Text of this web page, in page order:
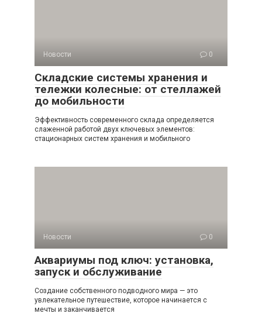
Новости 0
Складские системы хранения и
тележки колесные: от стеллажей
до мобильности
Эффективность современного склада определяется
слаженной работой двух ключевых элементов:
стационарных систем хранения и мобильного
Новости 0
Аквариумы под ключ: установка,
запуск и обслуживание
Создание собственного подводного мира — это
увлекательное путешествие, которое начинается с
мечты и заканчивается